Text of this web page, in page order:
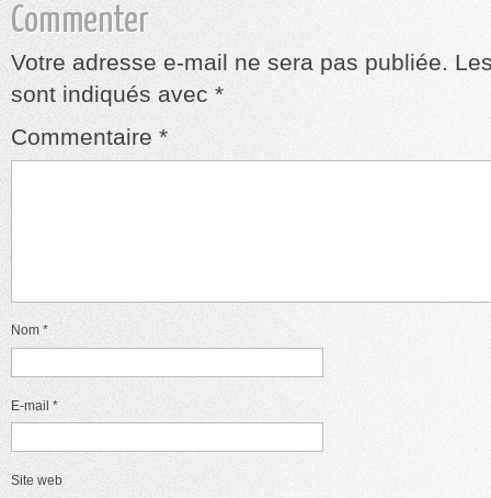
Commenter
Votre adresse e-mail ne sera pas publiée.
sont indiqués avec *
Commentaire *
Nom *
E-mail *
Site web